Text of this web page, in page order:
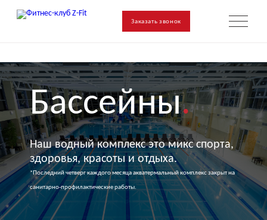
Заказать звонок
Бассейны.
Наш водный комплекс это микс спорта,
здоровья, красоты и отдыха.
*Последний четверг каждого месяца акватермальный комплекс закрыт на
санитарно-профилактические работы.